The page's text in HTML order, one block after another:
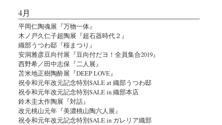
4月
平岡仁陶魂展『万物一体』
木ノ戸久仁子超陶展『超石器時代２』
織部うつわ邸『桜まつり』
安洞雅彦豆向付展『豆向付だヨ！全員集合2019』
西野希／田中志保『二人展』
苫米地正樹陶酔展『DEEP LOVE』
祝令和元年改元記念特別SALE at 織部うつわ邸
祝令和元年改元記念特別SALE in 織部本店
鈴木圭太作陶展『対話』
改元桃山元年『美濃桃山陶六人展』
祝令和元年改元記念特別SALE in ガレリア織部